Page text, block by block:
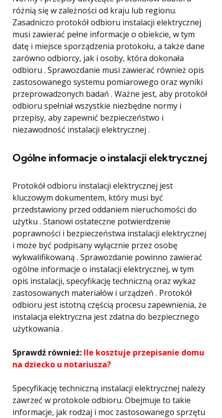
różnią się w zależności od kraju lub regionu.
Zasadniczo protokół odbioru instalacji elektrycznej
musi zawierać pełne informacje o obiekcie, w tym
datę i miejsce sporządzenia protokołu, a także dane
zarówno odbiorcy, jak i osoby, która dokonała
odbioru . Sprawozdanie musi zawierać również opis
zastosowanego systemu pomiarowego oraz wyniki
przeprowadzonych badań . Ważne jest, aby protokół
odbioru spełniał wszystkie niezbędne normy i
przepisy, aby zapewnić bezpieczeństwo i
niezawodność instalacji elektrycznej .
Ogólne informacje o instalacji elektrycznej
Protokół odbioru instalacji elektrycznej jest
kluczowym dokumentem, który musi być
przedstawiony przed oddaniem nieruchomości do
użytku . Stanowi ostateczne potwierdzenie
poprawności i bezpieczeństwa instalacji elektrycznej
i może być podpisany wyłącznie przez osobę
wykwalifikowaną . Sprawozdanie powinno zawierać
ogólne informacje o instalacji elektrycznej, w tym
opis instalacji, specyfikację techniczną oraz wykaz
zastosowanych materiałów i urządzeń . Protokół
odbioru jest istotną częścią procesu zapewnienia, że ​​
instalacja elektryczna jest zdatna do bezpiecznego
użytkowania .
Sprawdź również: Ile kosztuje przepisanie domu
na dziecko u notariusza?
Specyfikację techniczną instalacji elektrycznej należy
zawrzeć w protokole odbioru. Obejmuje to takie
informacje, jak rodzaj i moc zastosowanego sprzętu